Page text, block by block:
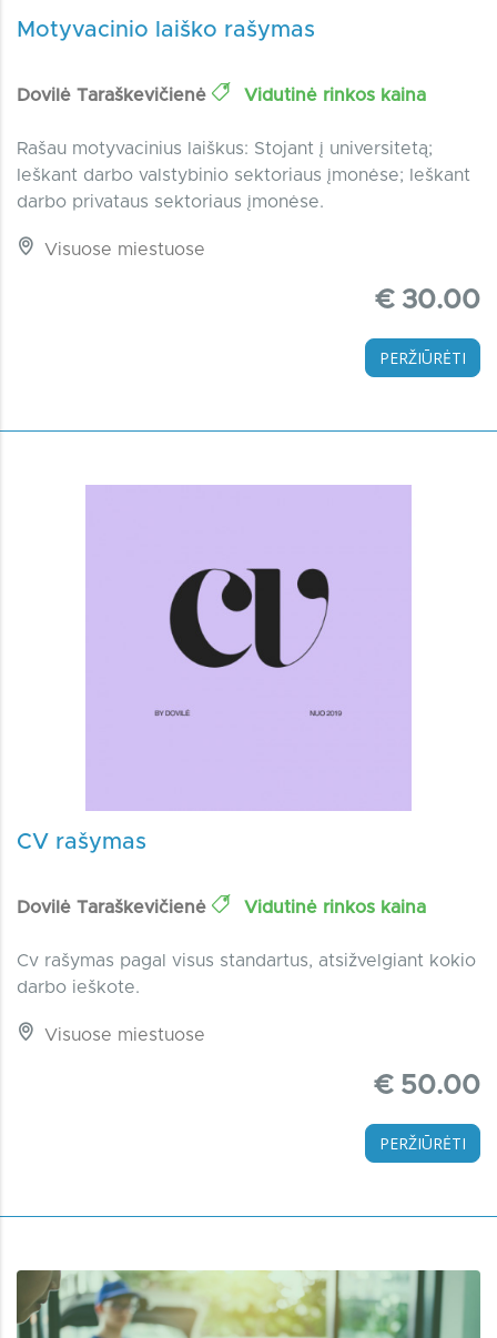
Motyvacinio laiško rašymas
Dovilė Taraškevičienė Vidutinė rinkos kaina
Rašau motyvacinius laiškus: Stojant į universitetą;
Ieškant darbo valstybinio sektoriaus įmonėse; Ieškant
darbo privataus sektoriaus įmonėse.
Visuose miestuose
€ 30.00
PERŽIŪRĖTI
CV rašymas
Dovilė Taraškevičienė Vidutinė rinkos kaina
Cv rašymas pagal visus standartus, atsižvelgiant kokio
darbo ieškote.
Visuose miestuose
€ 50.00
PERŽIŪRĖTI